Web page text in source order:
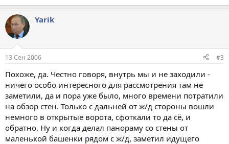
Yarik
13 Сен 2006 #3
Похоже, да. Честно говоря, внутрь мы и не заходили -
ничего особо интересного для рассмотрения там не
заметили, да и пора уже было, много времени потратили
на обзор стен. Только с дальней от ж/д стороны вошли
немного в открытые ворота, сфоткали то да сё, и
обратно. Ну и когда делал панораму со стены от
маленькой башенки рядом с ж/д, заметил идущего